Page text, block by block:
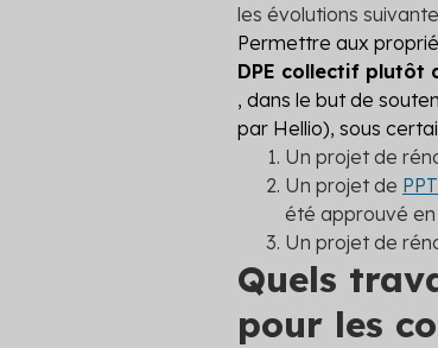
les évolutions
Permettre aux
DPE collectif plutôt
, dans le but de
par Hellio), sous
Un projet de
Un projet de PPT
été approuvé
Un projet de
Quels
pour les